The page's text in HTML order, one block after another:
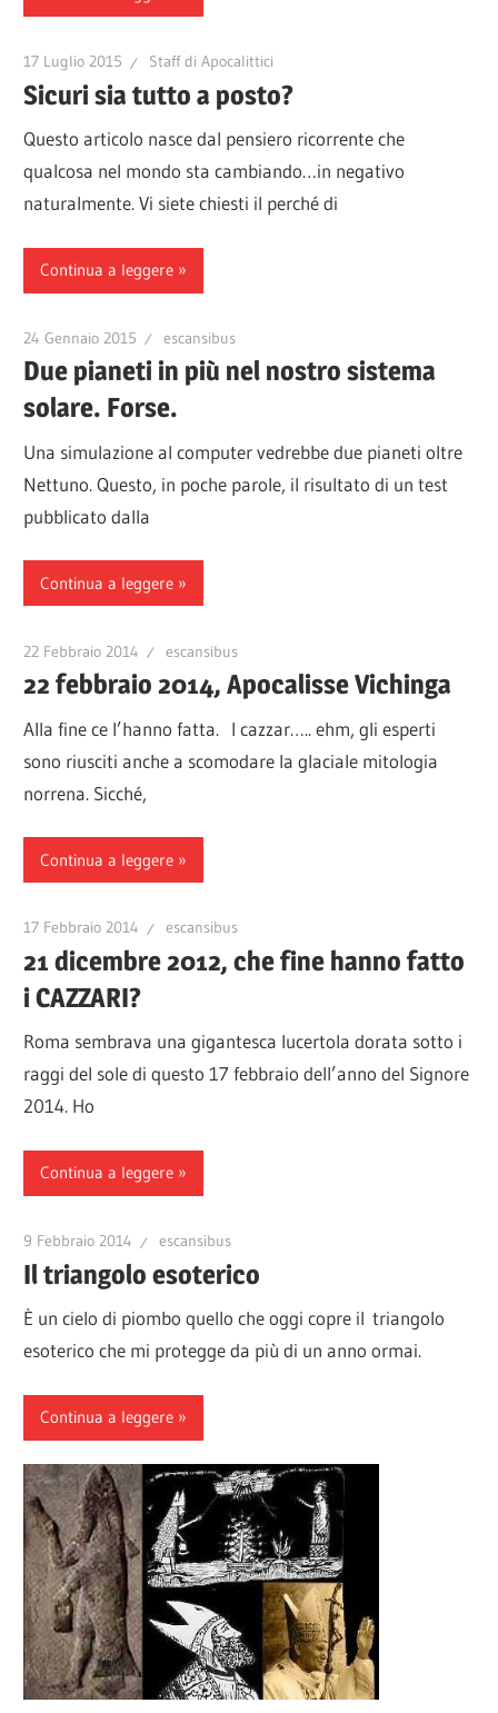
17 Luglio 2015 Staff di Apocalittici
Sicuri sia tutto a posto?
Questo articolo nasce dal pensiero ricorrente che
qualcosa nel mondo sta cambiando…in negativo
naturalmente. Vi siete chiesti il perché di
Continua a leggere
24 Gennaio 2015 escansibus
Due pianeti in più nel nostro sistema
solare. Forse.
Una simulazione al computer vedrebbe due pianeti oltre
Nettuno. Questo, in poche parole, il risultato di un test
pubblicato dalla
Continua a leggere
22 Febbraio 2014 escansibus
22 febbraio 2014, Apocalisse Vichinga
Alla fine ce l’hanno fatta. I cazzar….. ehm, gli esperti
sono riusciti anche a scomodare la glaciale mitologia
norrena. Sicché,
Continua a leggere
17 Febbraio 2014 escansibus
21 dicembre 2012, che fine hanno fatto
i CAZZARI?
Roma sembrava una gigantesca lucertola dorata sotto i
raggi del sole di questo 17 febbraio dell’anno del Signore
2014. Ho
Continua a leggere
9 Febbraio 2014 escansibus
Il triangolo esoterico
È un cielo di piombo quello che oggi copre il triangolo
esoterico che mi protegge da più di un anno ormai.
Continua a leggere